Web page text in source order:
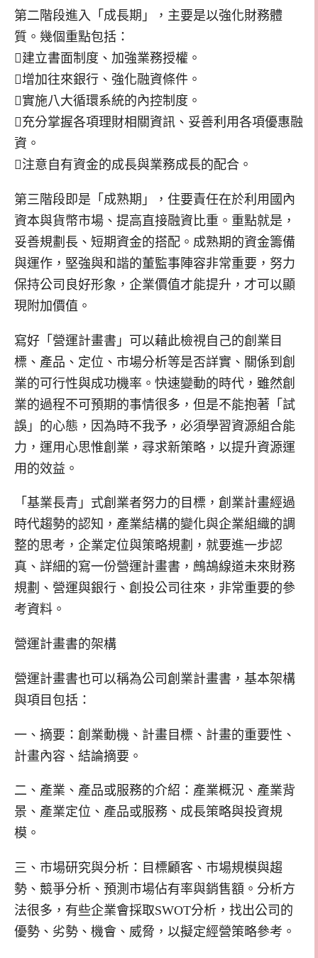
第二階段進入「成長期」，主要是以強化財務體
質。幾個重點包括：
建立書面制度、加強業務授權。
增加往來銀行、強化融資條件。
實施八大循環系統的內控制度。
充分掌握各項理財相關資訊、妥善利用各項優惠融
資。
注意自有資金的成長與業務成長的配合。
第三階段即是「成熟期」，住要責任在於利用國內
資本與貨幣市場、提高直接融資比重。重點就是，
妥善規劃長、短期資金的搭配。成熟期的資金籌備
與運作，堅強與和諧的董監事陣容非常重要，努力
保持公司良好形象，企業價值才能提升，才可以顯
現附加價值。
寫好「營運計畫書」可以藉此檢視自己的創業目
標、產品、定位、市場分析等是否詳實、關係到創
業的可行性與成功機率。快速變動的時代，雖然創
業的過程不可預期的事情很多，但是不能抱著「試
誤」的心態，因為時不我予，必須學習資源組合能
力，運用心思惟創業，尋求新策略，以提升資源運
用的效益。
「基業長青」式創業者努力的目標，創業計畫經過
時代趨勢的認知，產業結構的變化與企業組織的調
整的思考，企業定位與策略規劃，就要進一步認
真、詳細的寫一份營運計畫書，鷓鴣線道未來財務
規劃、營運與銀行、創投公司往來，非常重要的參
考資料。
營運計畫書的架構
營運計畫書也可以稱為公司創業計畫書，基本架構
與項目包括：
一、摘要：創業動機、計畫目標、計畫的重要性、
計畫內容、結論摘要。
二、產業、產品或服務的介紹：產業概況、產業背
景、產業定位、產品或服務、成長策略與投資規
模。
三、市場研究與分析：目標顧客、市場規模與趨
勢、競爭分析、預測市場佔有率與銷售額。分析方
法很多，有些企業會採取SWOT分析，找出公司的
優勢、劣勢、機會、威脅，以擬定經營策略參考。